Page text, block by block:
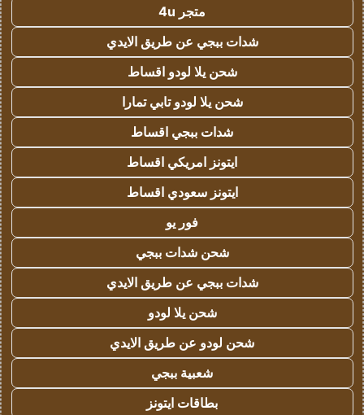
متجر 4u
شدات ببجي عن طريق الايدي
شحن يلا لودو اقساط
شحن يلا لودو تابي تمارا
شدات ببجي اقساط
ايتونز امريكي اقساط
ايتونز سعودي اقساط
فور يو
شحن شدات ببجي
شدات ببجي عن طريق الايدي
شحن يلا لودو
شحن لودو عن طريق الايدي
شعبية ببجي
بطاقات ايتونز